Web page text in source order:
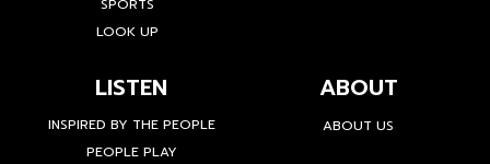
SPORTS
LOOK UP
LISTEN
INSPIRED BY THE PEOPLE
PEOPLE PLAY
ABOUT
ABOUT US